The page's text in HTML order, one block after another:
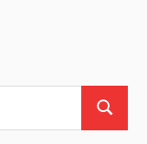
Suchen